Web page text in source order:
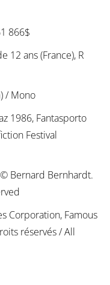
866$
12 ans (France), R
/ Mono
1986, Fantasporto
Festival
© Bernard Bernhardt.
Corporation, Famous
réservés / All